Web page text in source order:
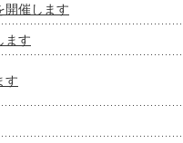
開催します
ます
す